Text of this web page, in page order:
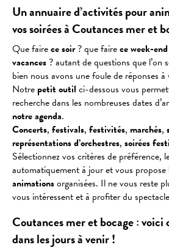
Un annuaire d’activités pour
vos soirées à Coutances mer et
Que fairece soir? que fairece week-end
vacances? autant de questions que l’on
bien nous avons une foule de réponses
Notre petit outil ci-dessous vous
recherche dans les nombreuses dates
notre agenda.
Concerts, festivals, festivités, marchés,
représentationsd’orchestres, soirées
Sélectionnez vos critères de préférence,
automatiquement à jour et vous propose
animationsorganisées. Il ne vous reste
vous intéressent et à profiter du
Coutances mer et bocage :
dans les jours à venir !